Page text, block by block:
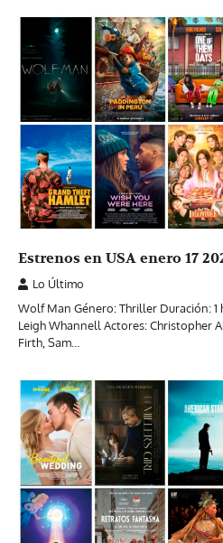
Estrenos en USA enero 17
Lo Último
Wolf Man Género: Thriller Duración: 1
Leigh Whannell Actores: Christopher
Firth, Sam…